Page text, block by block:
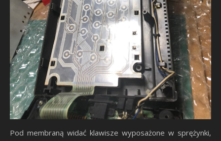
Pod membraną widać klawisze wyposażone w sprężynki,